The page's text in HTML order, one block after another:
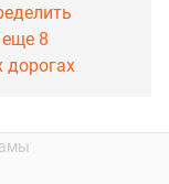
еще 8
дорогах